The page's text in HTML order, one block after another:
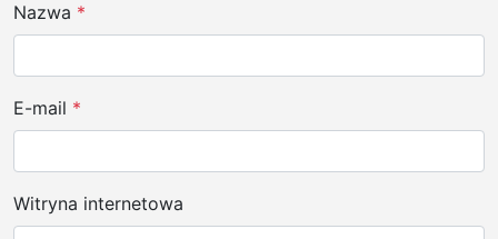
Nazwa *
E-mail *
Witryna internetowa